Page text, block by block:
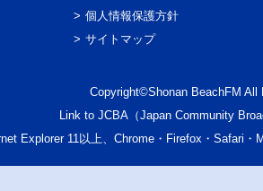
個人情報保護方針
サイトマップ
Copyright©Shonan BeachFM All
Link to JCBA（Japan Community
Explorer 11以上、Chrome・Firefox・Safari・